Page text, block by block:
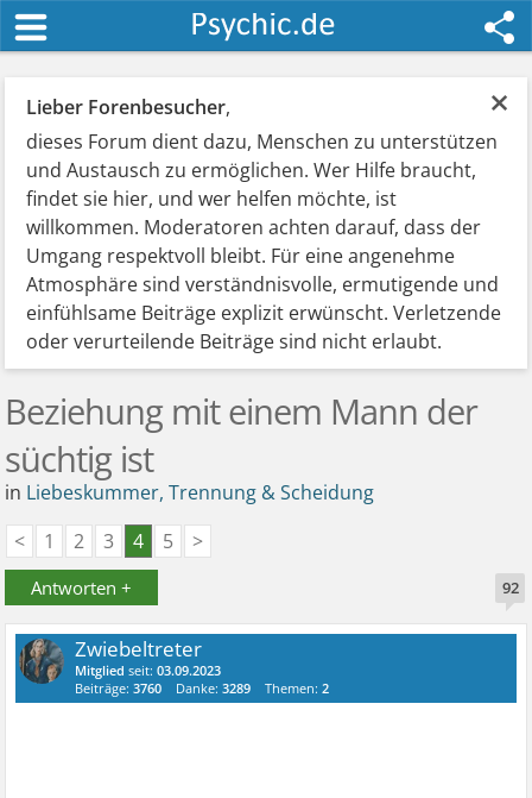
×
Lieber Forenbesucher,
dieses Forum dient dazu, Menschen zu unterstützen
und Austausch zu ermöglichen. Wer Hilfe braucht,
findet sie hier, und wer helfen möchte, ist
willkommen. Moderatoren achten darauf, dass der
Umgang respektvoll bleibt. Für eine angenehme
Atmosphäre sind verständnisvolle, ermutigende und
einfühlsame Beiträge explizit erwünscht. Verletzende
oder verurteilende Beiträge sind nicht erlaubt.
Beziehung mit einem Mann der
süchtig ist
in Liebeskummer, Trennung & Scheidung
<
1 2 3 4 5 >
Antworten + 92
Zwiebeltreter
Mitglied seit:03.09.2023
Beiträge:3760 Danke:3289 Themen:2